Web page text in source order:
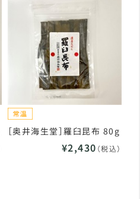
［奥井海生堂］羅臼昆布 80g
¥2,430 （税込）